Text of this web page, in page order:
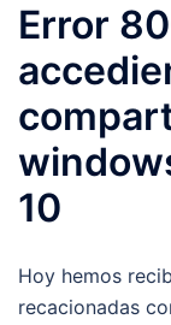
Error
10
Hoy hemos
recacionadas